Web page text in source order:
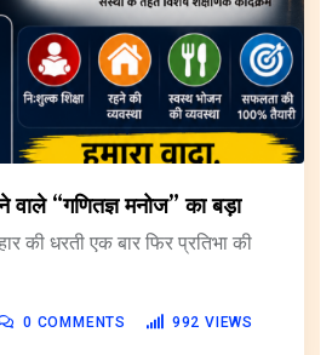
वाले “गणितज्ञ मनोज” का बड़ा
की धरती एक बार फिर प्रतिभा की
0 COMMENTS 992 VIEWS